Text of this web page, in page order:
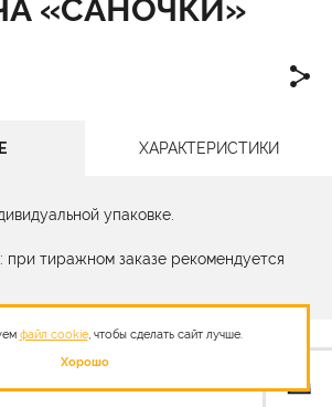
«САНОЧКИ»
ХАРАКТЕРИСТИКИ
упаковке.
при тиражном заказе рекомендуется
файл cookie, чтобы сделать сайт лучше.
Хорошо